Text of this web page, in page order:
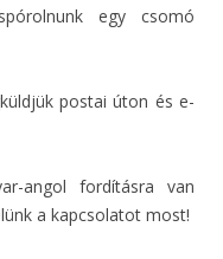
egy csomó
postai úton és e-
angol fordításra van
a kapcsolatot most!